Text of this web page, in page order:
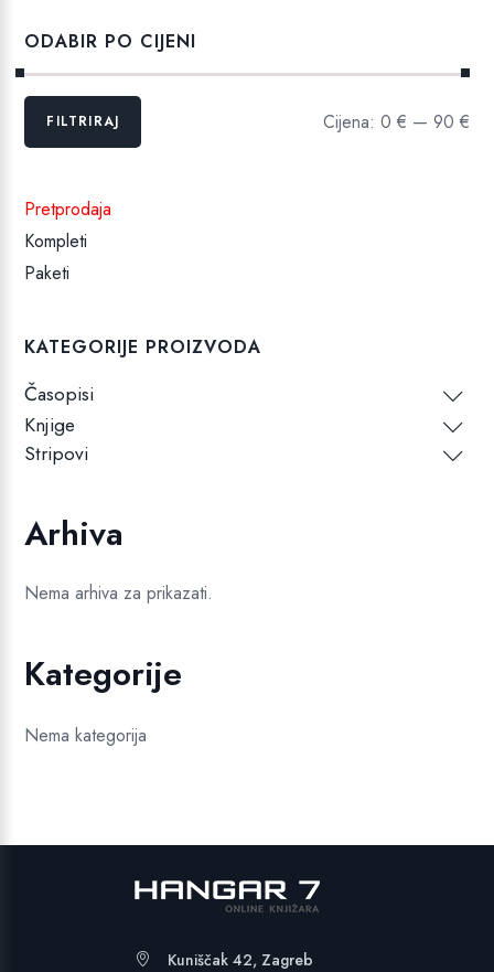
ODABIR PO CIJENI
Min
MaksFILTRIRAJ Cijena: 0 € — 90 €
Pretprodaja
Kompleti
Paketi
KATEGORIJE PROIZVODA
Časopisi
Knjige
Stripovi
Arhiva
Nema arhiva za prikazati.
Kategorije
Nema kategorija
Kuniščak 42, Zagreb